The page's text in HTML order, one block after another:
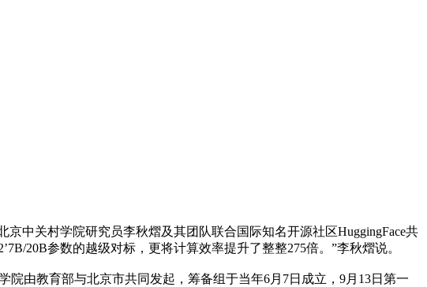
中关村学院研究员李秋熠及其团队联合国际知名开源社区HuggingFace共
20B参数的越级对标，更将计算效率提升了整整275倍。”李秋熠说。
由教育部与北京市共同发起，筹备组于当年6月7日成立，9月13日第一